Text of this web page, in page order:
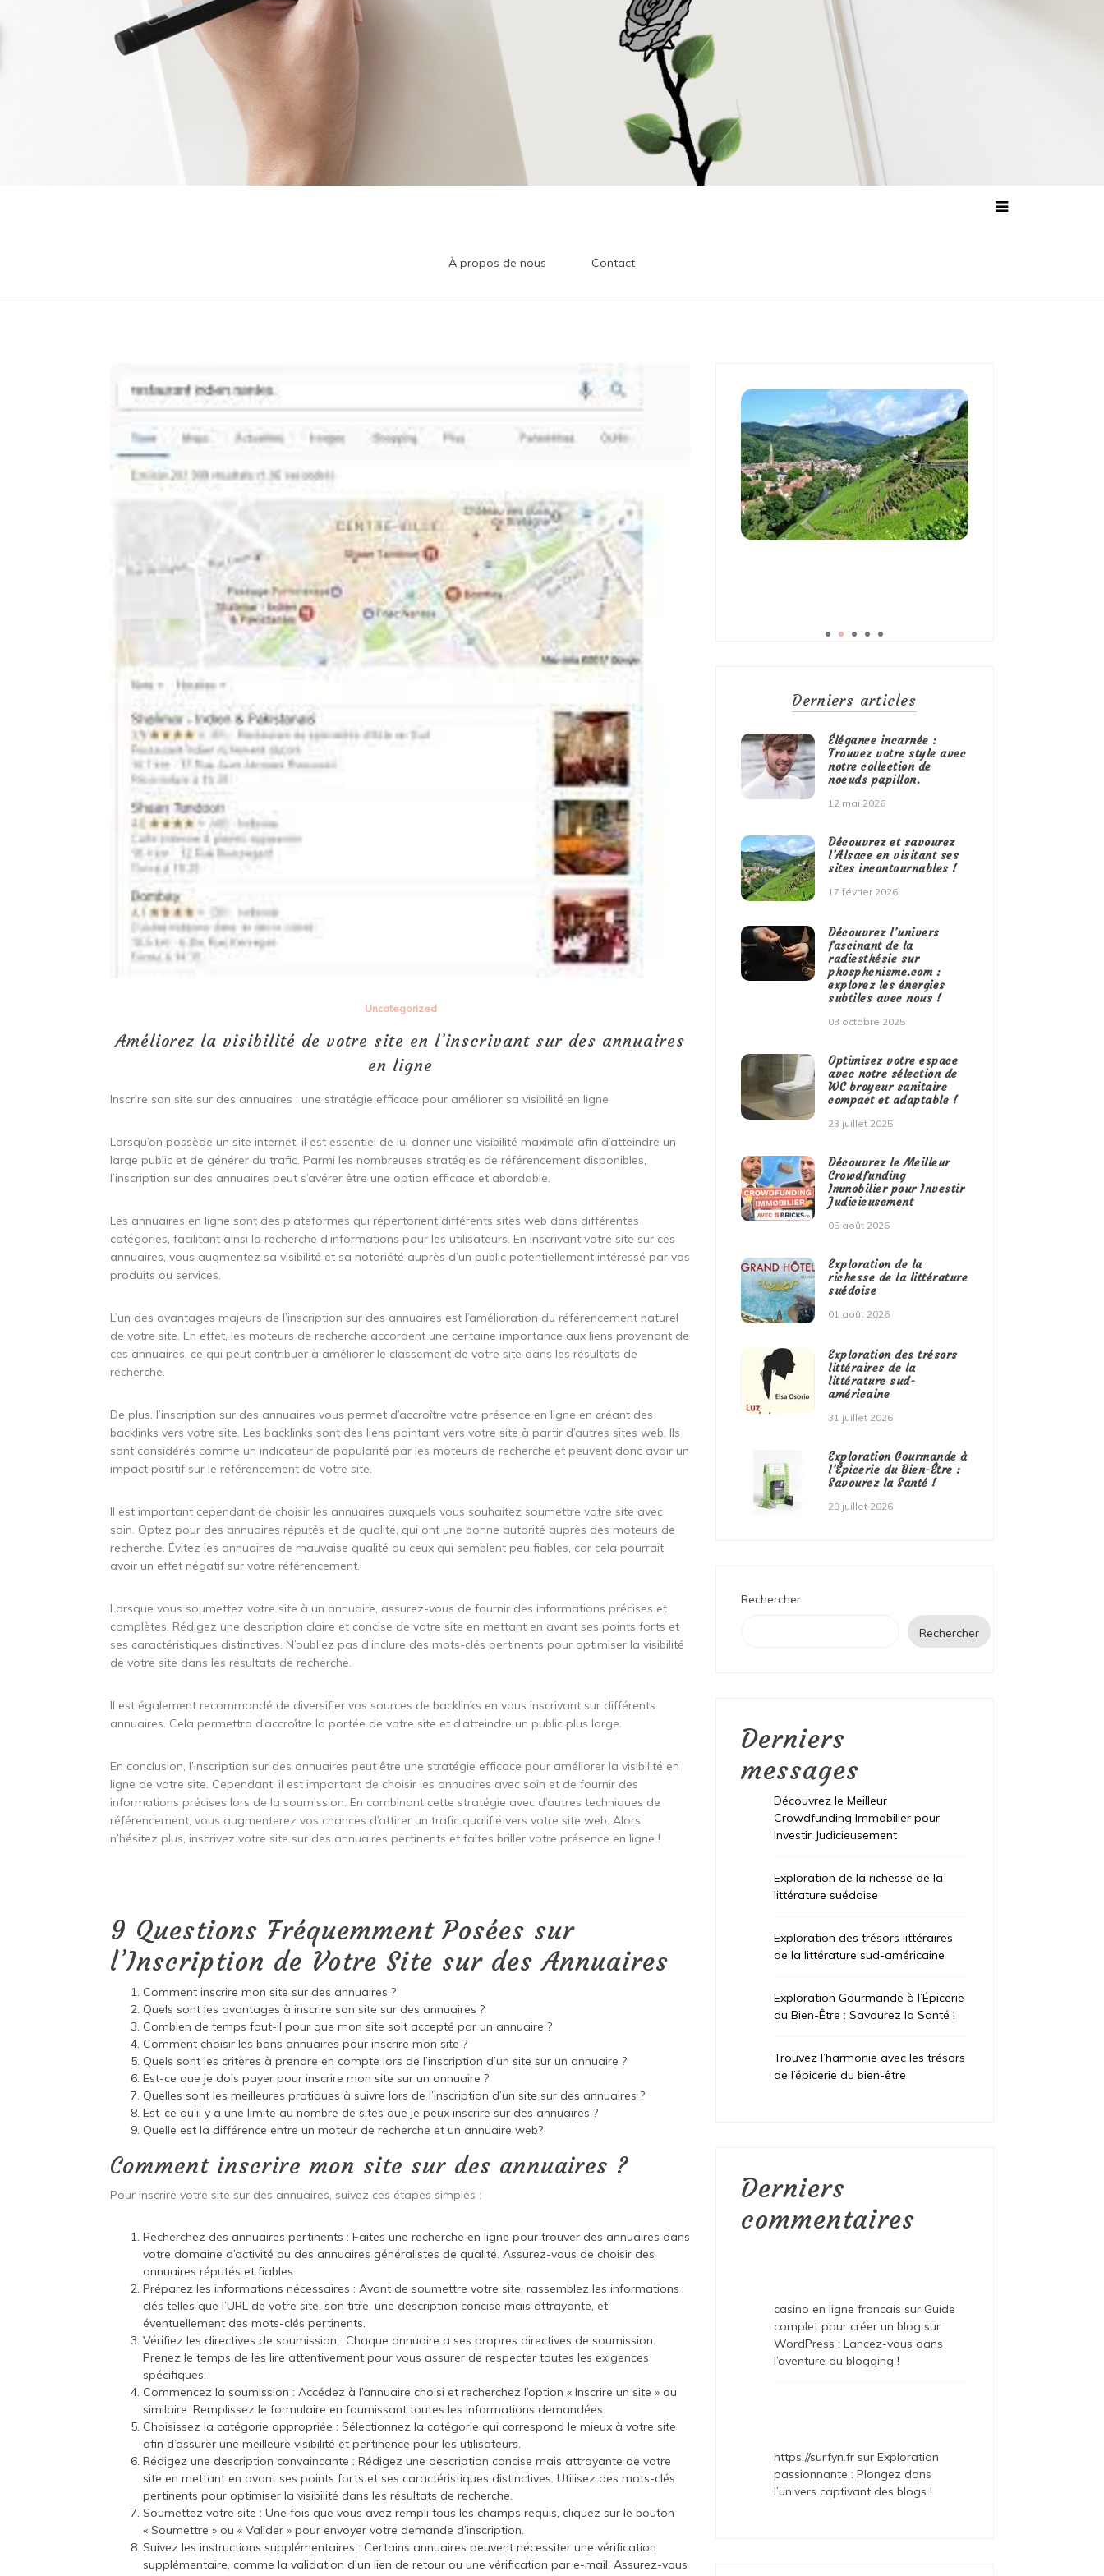
À propos de nous Contact
Uncategorized
Améliorez la visibilité de votre site en l’inscrivant sur des annuaires
en ligne
Inscrire son site sur des annuaires : une stratégie efficace pour améliorer sa visibilité en ligne
Lorsqu’on possède un site internet, il est essentiel de lui donner une visibilité maximale afin d’atteindre un
large public et de générer du trafic. Parmi les nombreuses stratégies de référencement disponibles,
l’inscription sur des annuaires peut s’avérer être une option efficace et abordable.
Les annuaires en ligne sont des plateformes qui répertorient différents sites web dans différentes
catégories, facilitant ainsi la recherche d’informations pour les utilisateurs. En inscrivant votre site sur ces
annuaires, vous augmentez sa visibilité et sa notoriété auprès d’un public potentiellement intéressé par vos
produits ou services.
L’un des avantages majeurs de l’inscription sur des annuaires est l’amélioration du référencement naturel
de votre site. En effet, les moteurs de recherche accordent une certaine importance aux liens provenant de
ces annuaires, ce qui peut contribuer à améliorer le classement de votre site dans les résultats de
recherche.
De plus, l’inscription sur des annuaires vous permet d’accroître votre présence en ligne en créant des
backlinks vers votre site. Les backlinks sont des liens pointant vers votre site à partir d’autres sites web. Ils
sont considérés comme un indicateur de popularité par les moteurs de recherche et peuvent donc avoir un
impact positif sur le référencement de votre site.
Il est important cependant de choisir les annuaires auxquels vous souhaitez soumettre votre site avec
soin. Optez pour des annuaires réputés et de qualité, qui ont une bonne autorité auprès des moteurs de
recherche. Évitez les annuaires de mauvaise qualité ou ceux qui semblent peu fiables, car cela pourrait
avoir un effet négatif sur votre référencement.
Lorsque vous soumettez votre site à un annuaire, assurez-vous de fournir des informations précises et
complètes. Rédigez une description claire et concise de votre site en mettant en avant ses points forts et
ses caractéristiques distinctives. N’oubliez pas d’inclure des mots-clés pertinents pour optimiser la visibilité
de votre site dans les résultats de recherche.
Il est également recommandé de diversifier vos sources de backlinks en vous inscrivant sur différents
annuaires. Cela permettra d’accroître la portée de votre site et d’atteindre un public plus large.
En conclusion, l’inscription sur des annuaires peut être une stratégie efficace pour améliorer la visibilité en
ligne de votre site. Cependant, il est important de choisir les annuaires avec soin et de fournir des
informations précises lors de la soumission. En combinant cette stratégie avec d’autres techniques de
référencement, vous augmenterez vos chances d’attirer un trafic qualifié vers votre site web. Alors
n’hésitez plus, inscrivez votre site sur des annuaires pertinents et faites briller votre présence en ligne !
9 Questions Fréquemment Posées sur
l’Inscription de Votre Site sur des Annuaires
Comment inscrire mon site sur des annuaires ?
Quels sont les avantages à inscrire son site sur des annuaires ?
Combien de temps faut-il pour que mon site soit accepté par un annuaire ?
Comment choisir les bons annuaires pour inscrire mon site ?
Quels sont les critères à prendre en compte lors de l’inscription d’un site sur un annuaire ?
Est-ce que je dois payer pour inscrire mon site sur un annuaire ?
Quelles sont les meilleures pratiques à suivre lors de l’inscription d’un site sur des annuaires ?
Est-ce qu’il y a une limite au nombre de sites que je peux inscrire sur des annuaires ?
Quelle est la différence entre un moteur de recherche et un annuaire web?
Comment inscrire mon site sur des annuaires ?
Pour inscrire votre site sur des annuaires, suivez ces étapes simples :
Recherchez des annuaires pertinents : Faites une recherche en ligne pour trouver des annuaires dans
votre domaine d’activité ou des annuaires généralistes de qualité. Assurez-vous de choisir des
annuaires réputés et fiables.
Préparez les informations nécessaires : Avant de soumettre votre site, rassemblez les informations
clés telles que l’URL de votre site, son titre, une description concise mais attrayante, et
éventuellement des mots-clés pertinents.
Vérifiez les directives de soumission : Chaque annuaire a ses propres directives de soumission.
Prenez le temps de les lire attentivement pour vous assurer de respecter toutes les exigences
spécifiques.
Commencez la soumission : Accédez à l’annuaire choisi et recherchez l’option « Inscrire un site » ou
similaire. Remplissez le formulaire en fournissant toutes les informations demandées.
Choisissez la catégorie appropriée : Sélectionnez la catégorie qui correspond le mieux à votre site
afin d’assurer une meilleure visibilité et pertinence pour les utilisateurs.
Rédigez une description convaincante : Rédigez une description concise mais attrayante de votre
site en mettant en avant ses points forts et ses caractéristiques distinctives. Utilisez des mots-clés
pertinents pour optimiser la visibilité dans les résultats de recherche.
Soumettez votre site : Une fois que vous avez rempli tous les champs requis, cliquez sur le bouton
« Soumettre » ou « Valider » pour envoyer votre demande d’inscription.
Suivez les instructions supplémentaires : Certains annuaires peuvent nécessiter une vérification
supplémentaire, comme la validation d’un lien de retour ou une vérification par e-mail. Assurez-vous
Derniers articles
Élégance incarnée :
Trouvez votre style avec
notre collection de
noeuds papillon.
12 mai 2026
Découvrez et savourez
l’Alsace en visitant ses
sites incontournables !
17 février 2026
Découvrez l’univers
fascinant de la
radiesthésie sur
phosphenisme.com :
explorez les énergies
subtiles avec nous !
03 octobre 2025
Optimisez votre espace
avec notre sélection de
WC broyeur sanitaire
compact et adaptable !
23 juillet 2025
Découvrez le Meilleur
Crowdfunding
Immobilier pour Investir
Judicieusement
05 août 2026
Exploration de la
richesse de la littérature
suédoise
01 août 2026
Exploration des trésors
littéraires de la
littérature sud-
américaine
31 juillet 2026
Exploration Gourmande à
l’Épicerie du Bien-Être :
Savourez la Santé !
29 juillet 2026
Rechercher
Rechercher
Derniers
messages
Découvrez le Meilleur
Crowdfunding Immobilier pour
Investir Judicieusement
Exploration de la richesse de la
littérature suédoise
Exploration des trésors littéraires
de la littérature sud-américaine
Exploration Gourmande à l’Épicerie
du Bien-Être : Savourez la Santé !
Trouvez l’harmonie avec les trésors
de l’épicerie du bien-être
Derniers
commentaires
casino en ligne francais sur Guide
complet pour créer un blog sur
WordPress : Lancez-vous dans
l’aventure du blogging !
https://surfyn.fr surExploration
passionnante : Plongez dans
l’univers captivant des blogs !